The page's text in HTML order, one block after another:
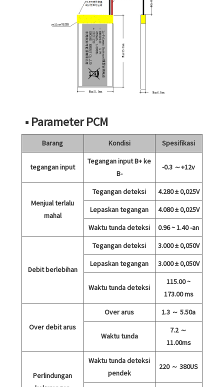
■ Parameter PCM
Barang Kondisi Spesifikasi
tegangan input
Tegangan input B+ ke
B-
-0.3 ～+12v
Menjual terlalu
mahal
Tegangan deteksi
4.280 ± 0,025V
Lepaskan tegangan
4.080 ± 0,025V
Waktu tunda deteksi
0.96 ~ 1.40 -an
Debit berlebihan
Tegangan deteksi
3.000 ± 0,050V
Lepaskan tegangan
3.000 ± 0,050V
Waktu tunda deteksi
115.00 ~
173.00 ms
Over debit arus
Over arus 1.3 ～ 5.50a
Waktu tunda
7.2 ～
11.00ms
Perlindungan
Waktu tunda deteksi
pendek
220 ～ 380US